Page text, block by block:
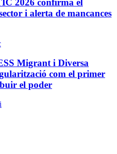
2026 confirma el
i alerta de mancances
Migrant i Diversa
com el primer
el poder